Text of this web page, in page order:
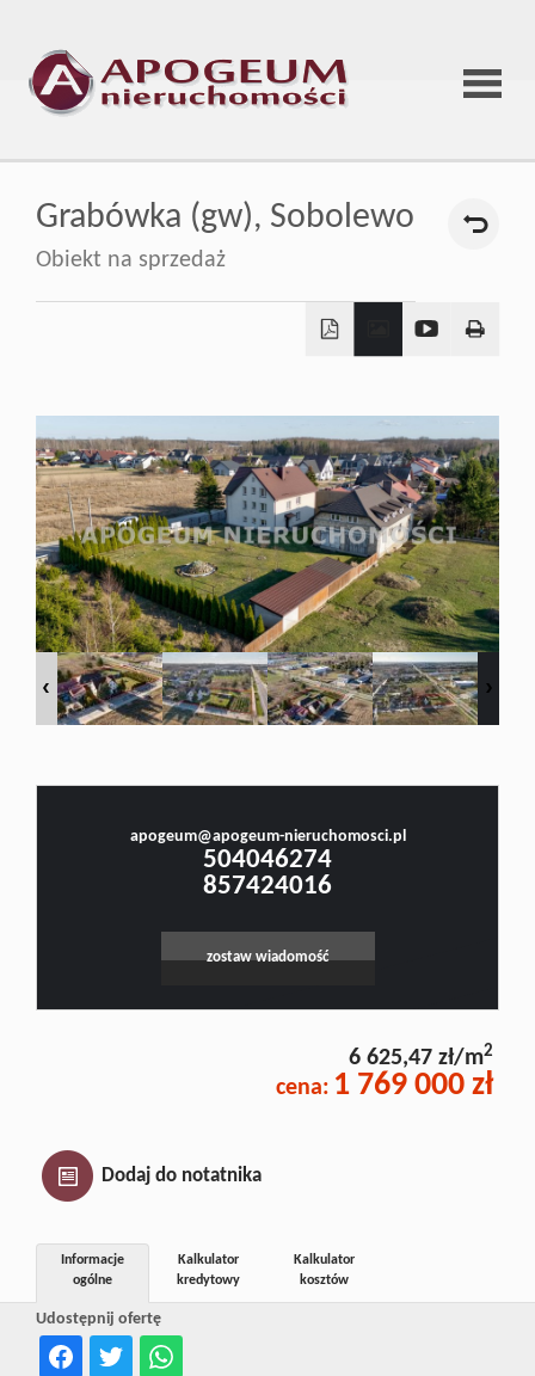
Strona
O
firmie
Oferta
Rynek
Kontakt
Grabówka (gw), Sobolewo
Obiekt na sprzedaż
apogeum@apogeum-nieruchomosci.pl
504046274
857424016
zostaw wiadomość
6 625,47 zł/m2
cena: 1 769 000 zł
Dodaj do notatnika
Udostępnij ofertę
Informacje
ogólne
Kalkulator
kredytowy
Kalkulator
kosztów